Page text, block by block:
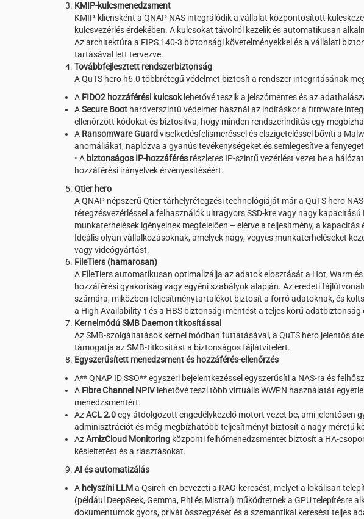
KMIP-kulcsmenedzsment
KMIP-kliensként a QNAP NAS integrálódik a vállalat központosított
kulcsvezérlés érdekében. A kulcsokat távolról kezelik és automatikusan
Az architektúra a FIPS 140-3 biztonsági követelményekkel és a vállalati
tartásával lett tervezve.
Továbbfejlesztett rendszerbiztonság
A QuTS hero h6.0 többrétegű védelmet biztosít a rendszer integritásának
A FIDO2 hozzáférési kulcsoklehetővé teszik a jelszómentes és az
ASecure Boot hardverszintű védelmet használ az indításkor a firmware
ellenőrzött kódokat és biztosítva, hogy minden rendszerindítás egy
A Ransomware Guard viselkedésfelismeréssel és elszigeteléssel bővíti a
anomáliákat, naplózva a gyanús tevékenységeket és semlegesítve a
• A biztonságos IP-hozzáférés részletes IP-szintű vezérlést vezet be a
hozzáférési irányelvek érvényesítéséért.
Qtier hero
A QNAP népszerű Qtier tárhelyrétegzési technológiáját már a QuTS hero
rétegzésvezérléssel a felhasználók ultragyors SSD-kre vagy nagy
munkaterhelések igényeinek megfelelően – elérve a teljesítmény, a
Ideális olyan vállalkozásoknak, amelyek nagy, vegyes munkaterheléseket
vagy videógyártást.
FileTiers (hamarosan)
A FileTiers automatikusan optimalizálja az adatok elosztását a Hot, Warm
hozzáférési gyakoriság vagy egyéni szabályok alapján. Az eredeti
számára, miközben teljesítménytartalékot biztosít a forró adatoknak, és
a High Availability-t és a HBS biztonsági mentést a teljes körű adatbiztonság
Kernelmódú SMB Daemon titkosítással
Az SMB-szolgáltatások kernel módban futtatásával, a QuTS hero jelentős
támogatja az SMB-titkosítást a biztonságos fájlátvitelért.
Egyszerűsített menedzsment és hozzáférés-ellenőrzés
A** QNAP ID SSO** egyszeri bejelentkezéssel egyszerűsíti a NAS-ra és
A Fibre Channel NPIVlehetővé teszi több virtuális WWPN használatát
menedzsmentért.
AzACL 2.0egy átdolgozott engedélykezelő motort vezet be, ami jelentősen
adminisztrációt és még megbízhatóbb teljesítményt biztosít a nagy méretű
AzAmizCloud Monitoring központi felhőmenedzsmentet biztosít a HA-
késleltetést és a riasztásokat.
AI és automatizálás
A helyszíni LLMa Qsirch-en bevezeti a RAG-keresést, melyet a lokálisan
(például DeepSeek, Gemma, Phi és Mistral) működtetnek a GPU telepítésre
dokumentumok gyors, privát összegzését és a szemantikai keresést teljes